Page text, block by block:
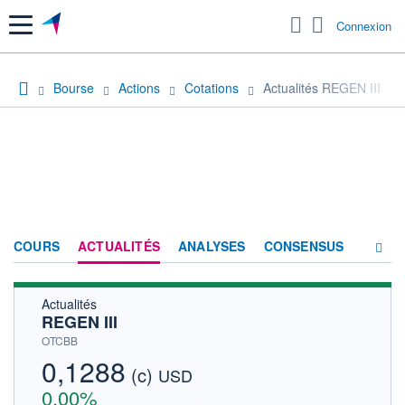
Menu Connexion
Bourse Actions Cotations Actualités REGEN III
COURS ACTUALITÉS ANALYSES CONSENSUS
Actualités
REGEN III
OTCBB
0,1288 (c) USD
0,00%